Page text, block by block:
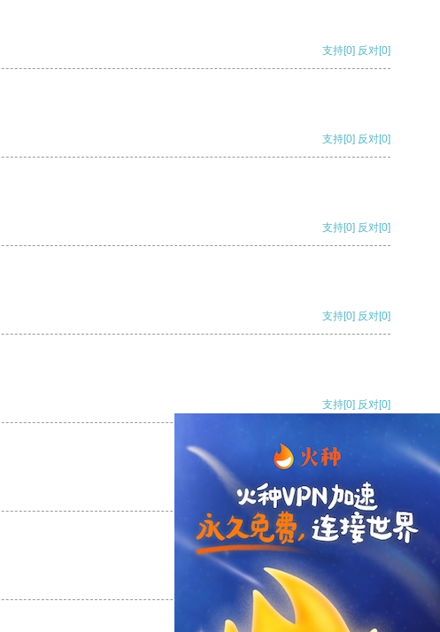
支持[0] 反对[0]
支持[0] 反对[0]
支持[0] 反对[0]
支持[0] 反对[0]
支持[0] 反对[0]
支持[0] 反对
支持